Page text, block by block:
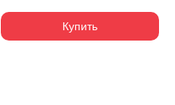
Купить